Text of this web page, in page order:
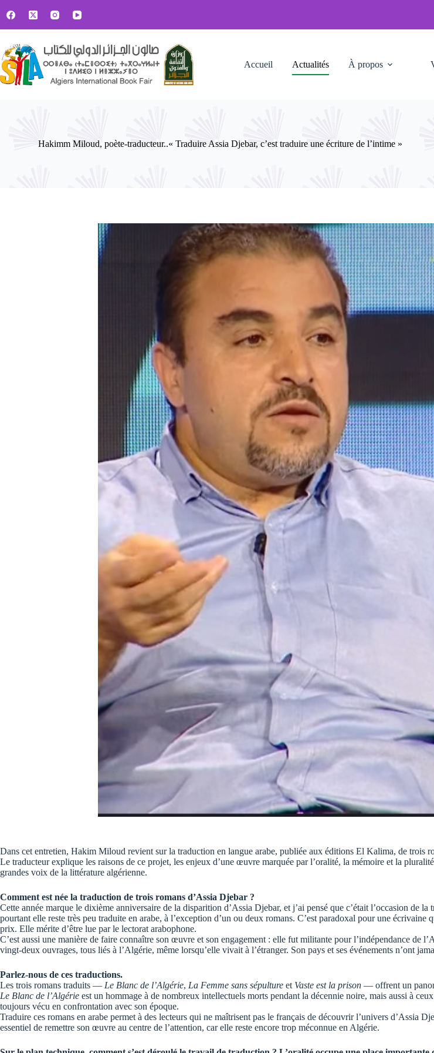
au
Accueil Actualités À propos
Hakimm Miloud, poète-traducteur..« Traduire Assia Djebar, c’est traduire une écriture de l’intime »
Dans cet entretien, Hakim Miloud revient sur la traduction en langue arabe, publiée aux éditions El Kalima, de trois
Le traducteur explique les raisons de ce projet, les enjeux d’une œuvre marquée par l’oralité, la mémoire et la
grandes voix de la littérature algérienne.
Comment est née la traduction de trois romans d’Assia Djebar ?
Cette année marque le dixième anniversaire de la disparition d’Assia Djebar, et j’ai pensé que c’était l’occasion de
pourtant elle reste très peu traduite en arabe, à l’exception d’un ou deux romans. C’est paradoxal pour une
prix. Elle mérite d’être lue par le lectorat arabophone.
C’est aussi une manière de faire connaître son œuvre et son engagement : elle fut militante pour l’indépendance de
vingt-deux ouvrages, tous liés à l’Algérie, même lorsqu’elle vivait à l’étranger. Son pays et ses événements n’ont
Parlez-nous de ces traductions.
Les trois romans traduits — Le Blanc de l’Algérie, La Femme sans sépulture et Vaste est la prison — offrent un
Le Blanc de l’Algérie est un hommage à de nombreux intellectuels morts pendant la décennie noire, mais aussi à
toujours vécu en confrontation avec son époque.
Traduire ces romans en arabe permet à des lecteurs qui ne maîtrisent pas le français de découvrir l’univers d’Assia
essentiel de remettre son œuvre au centre de l’attention, car elle reste encore trop méconnue en Algérie.